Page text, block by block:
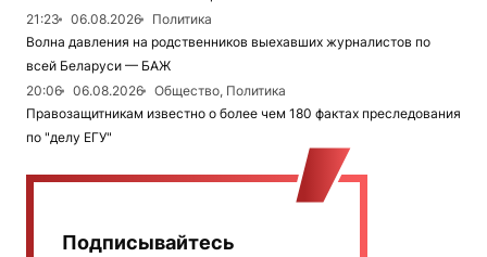
21:23
06.08.2026
Политика
Волна давления на родственников выехавших журналистов по
всей Беларуси — БАЖ
20:06
06.08.2026
Общество, Политика
Правозащитникам известно о более чем 180 фактах преследования
по "делу ЕГУ"
Подписывайтесь